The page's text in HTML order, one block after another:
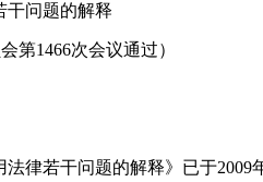
干问题的解释
第1466次会议通过）
若干问题的解释》已于2009